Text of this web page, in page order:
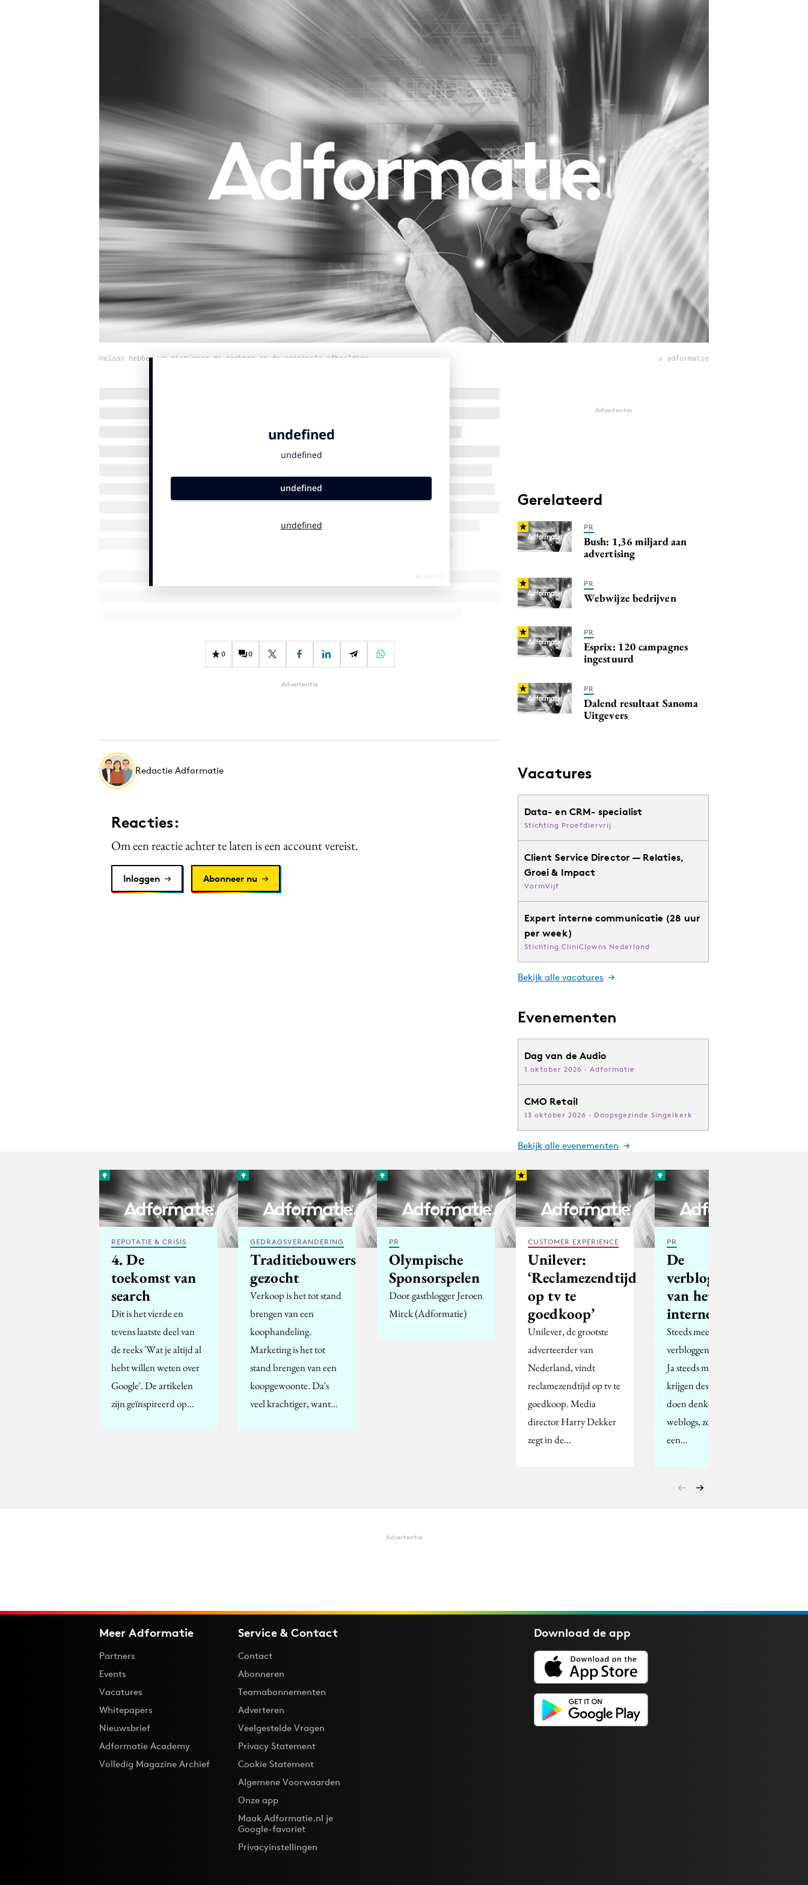
Influencer marketing
Interne communicatie
Purpose Marketing
Reputatie & crisis
Helaas hebben we niet meer de rechten op de originele afbeelding © adformatie
0 0
Advertentie
Redactie Adformatie
Reacties:
Om een reactie achter te laten is een account vereist.
Inloggen Abonneer nu
Advertentie
Gerelateerd
PR
Bush: 1,36 miljard aan
advertising
PR
Webwijze bedrijven
PR
Esprix: 120 campagnes
ingestuurd
PR
Dalend resultaat Sanoma
Uitgevers
Vacatures
Data- en CRM- specialist
Stichting Proefdiervrij
Client Service Director — Relaties,
Groei & Impact
VormVijf
Expert interne communicatie (28 uur
per week)
Stichting CliniClowns Nederland
Bekijk alle vacatures
Evenementen
Dag van de Audio
1 oktober 2026 · Adformatie
CMO Retail
13 oktober 2026 · Doopsgezinde Singelkerk
Bekijk alle evenementen
REPUTATIE & CRISIS
4. De
toekomst van
search
Dit is het vierde en
tevens laatste deel van
de reeks 'Wat je altijd al
hebt willen weten over
Google'. De artikelen
zijn geïnspireerd op…
GEDRAGSVERANDERING
Traditiebouwers
gezocht
Verkoop is het tot stand
brengen van een
koophandeling.
Marketing is het tot
stand brengen van een
koopgewoonte. Da's
veel krachtiger, want…
PR
Olympische
Sponsorspelen
Door gastblogger Jeroen
Mirck (Adformatie)
CUSTOMER EXPERIENCE
Unilever:
‘Reclamezendtijd
op tv te
goedkoop’
Unilever, de grootste
adverteerder van
Nederland, vindt
reclamezendtijd op tv te
goedkoop. Media
director Harry Dekker
zegt in de…
PR
De
verblogging
van het
internet
Steeds meer websites
verbloggen. Wat zegt u?
Ja steeds meer websites
krijgen designtrekjes die
doen denken aan
weblogs, zonder dat ze
een…
Advertentie
Meer Adformatie
Partners
Events
Vacatures
Whitepapers
Nieuwsbrief
Adformatie Academy
Volledig Magazine Archief
Service & Contact
Contact
Abonneren
Teamabonnementen
Adverteren
Veelgestelde Vragen
Privacy Statement
Cookie Statement
Algemene Voorwaarden
Onze app
Maak Adformatie.nl je
Google-favoriet
Privacyinstellingen
Download deapp